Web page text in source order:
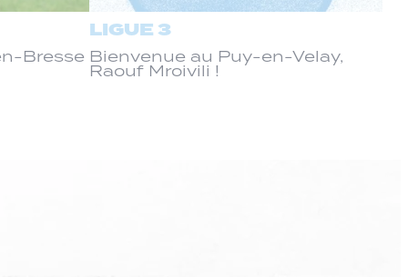
Bresse
LIGUE 3
Bienvenue au Puy-en-Velay,
Raouf Mroivili !